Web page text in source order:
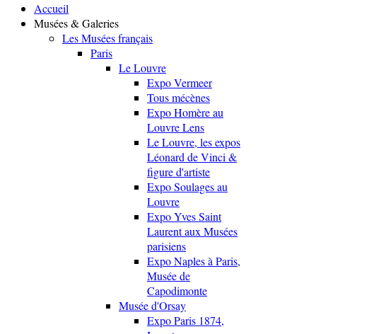
Accueil
Musées & Galeries
Les Musées français
Paris
Le Louvre
Expo Vermeer
Tous mécènes
Expo Homère au
Louvre Lens
Le Louvre, les expos
Léonard de Vinci &
figure d'artiste
Expo Soulages au
Louvre
Expo Yves Saint
Laurent aux Musées
parisiens
Expo Naples à Paris,
Musée de
Capodimonte
Musée d'Orsay
Expo Paris 1874,